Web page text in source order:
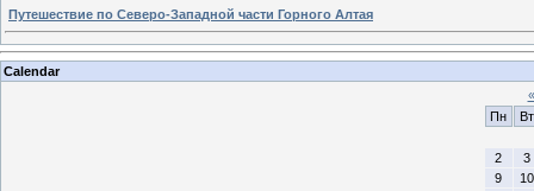
Путешествие по Северо-Западной части Горного Алтая
Calendar
«
Пн
Вт
2
3
9
10